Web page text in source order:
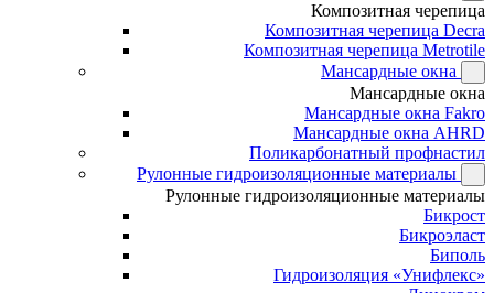
Композитная черепица
Композитная черепица Decra
Композитная черепица Metrotile
Мансардные окна
Мансардные окна
Мансардные окна Fakro
Мансардные окна AHRD
Поликарбонатный профнастил
Рулонные гидроизоляционные материалы
Рулонные гидроизоляционные материалы
Бикрост
Бикроэласт
Биполь
Гидроизоляция «Унифлекс»